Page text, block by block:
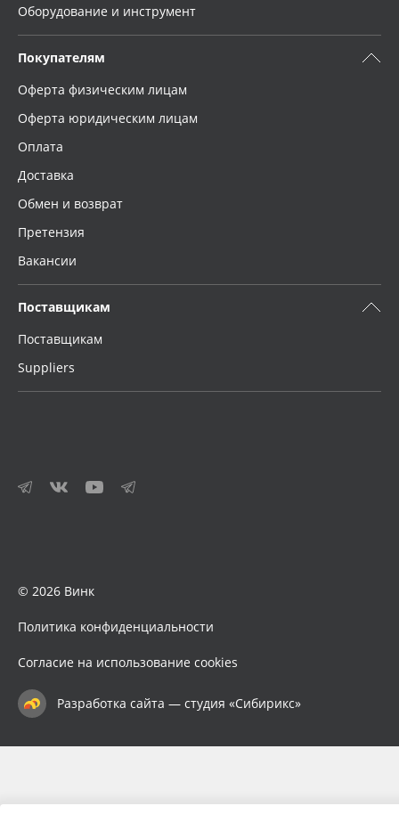
Оборудование и инструмент
Покупателям
Оферта физическим лицам
Оферта юридическим лицам
Оплата
Доставка
Обмен и возврат
Претензия
Вакансии
Поставщикам
Поставщикам
Suppliers
© 2026 Винк
Политика конфиденциальности
Согласие на использование cookies
Разработка сайта — студия «Сибирикс»